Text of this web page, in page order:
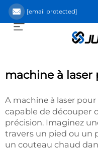
[email protected]
machine à
A machine à laser
capable de découper
précision. Imaginez
travers un pied ou un
un couteau chaud